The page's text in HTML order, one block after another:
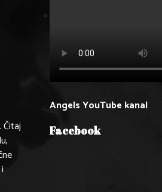
Čitaj
Angels YouTube kanal
Facebook